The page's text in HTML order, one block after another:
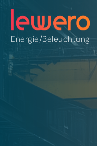
Energie/Beleuchtung